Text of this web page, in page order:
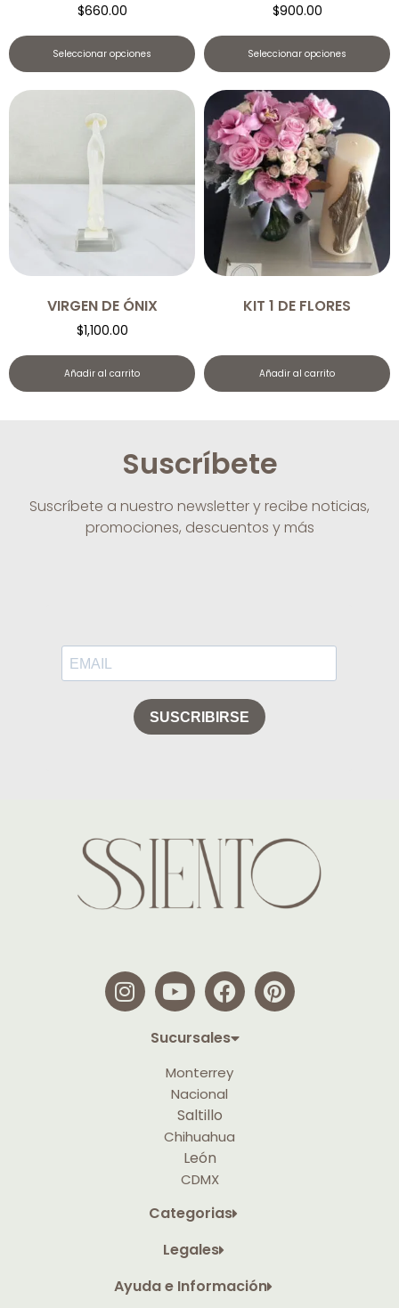
$660.00
Seleccionar opciones
$900.00
Seleccionar opciones
VIRGEN DE ÓNIX
$1,100.00
Añadir al carrito
KIT 1 DE FLORES
Añadir al carrito
Suscríbete
Suscríbete a nuestro newsletter y recibe noticias,
promociones, descuentos y más
Sucursales
Monterrey
Nacional
Saltillo
Chihuahua
León
CDMX
Categorias
Legales
Ayuda e Información